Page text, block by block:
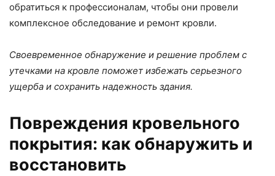
обратиться к профессионалам, чтобы они провели
комплексное обследование и ремонт кровли.
Своевременное обнаружение и решение проблем с
утечками на кровле поможет избежать серьезного
ущерба и сохранить надежность здания.
Повреждения кровельного
покрытия: как обнаружить и
восстановить